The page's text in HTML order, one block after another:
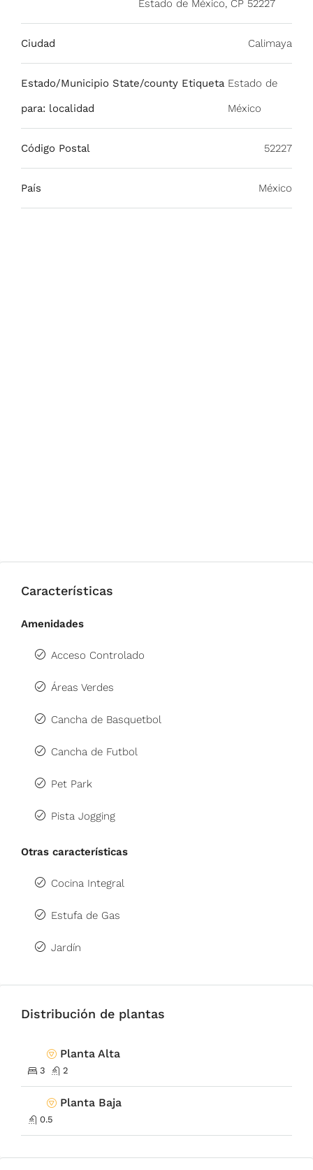
Estado de México, CP 52227
Ciudad Calimaya
Estado/Municipio State/county Etiqueta
para: localidad
Estado de
México
Código Postal 52227
País México
Características
Amenidades
Acceso Controlado
Áreas Verdes
Cancha de Basquetbol
Cancha de Futbol
Pet Park
Pista Jogging
Otras características
Cocina Integral
Estufa de Gas
Jardín
Distribución de plantas
Planta Alta
3 2
Planta Baja
0.5